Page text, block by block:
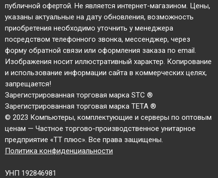
публичной офертой. Не является интернет-магазином. Цены,
указаны актуальные на дату обновления, возможность
приобретения необходимо уточнить у менеджера
посредством телефонного звонка, мессенджер, через
форму обратной связи или оформления заказа по email.
Изображения носит иллюстративный характер. Копирование
и использование информации сайта в коммерческих целях,
запрещается!
Зарегистрированная торговая марка STC ®
Зарегистрированная торговая марка TETA ®
© 2023 Компьютеры, комплектующие и серверы по оптовым
ценам — Частное торгово-производственное унитарное
предприятие «ТТ плюс». Все права защищены.
Политика конфиденциальности
УНП 192846981